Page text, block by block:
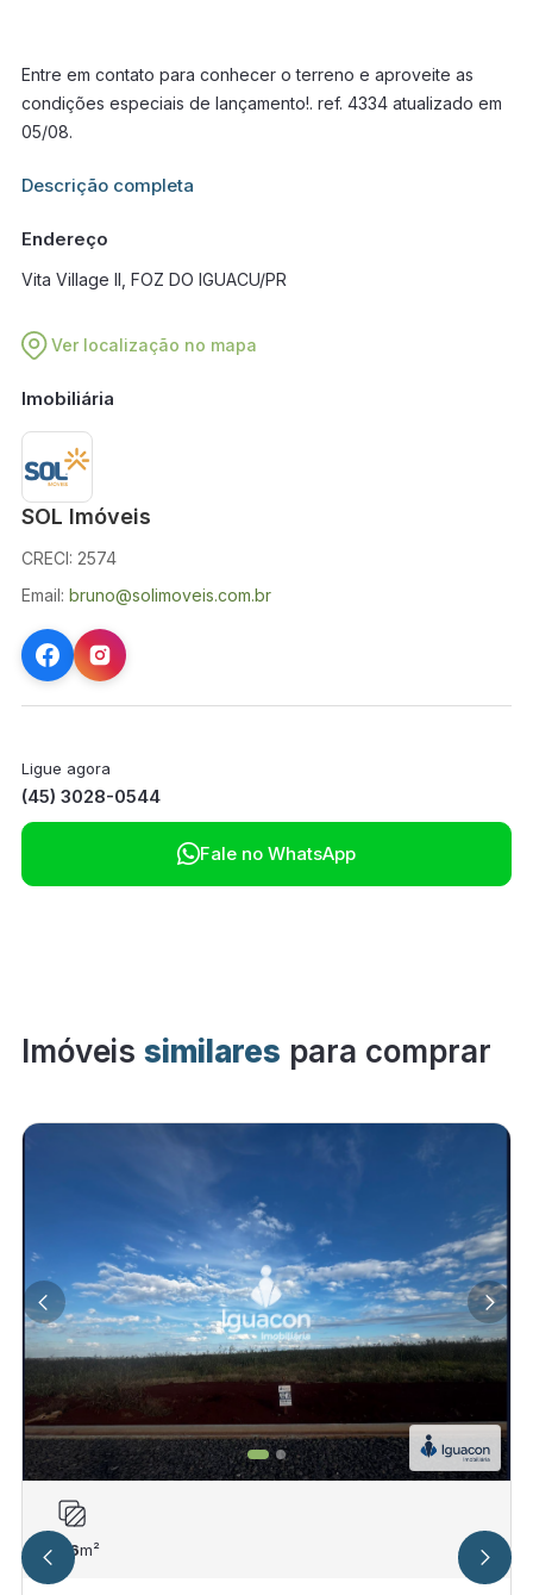
Entre em contato para conhecer o terreno e aproveite as
condições especiais de lançamento!. ref. 4334 atualizado em
05/08.
Informações adicionais sobre este imóvel estarão disponíveis
Descrição completa
Endereço
Vita Village II, FOZ DO IGUACU/PR
Ver localização no mapa
Imobiliária
SOL Imóveis
CRECI: 2574
Email: bruno@solimoveis.com.br
Ligue agora
(45) 3028-0544
Fale no WhatsApp
Imóveis similares para comprar
306m²